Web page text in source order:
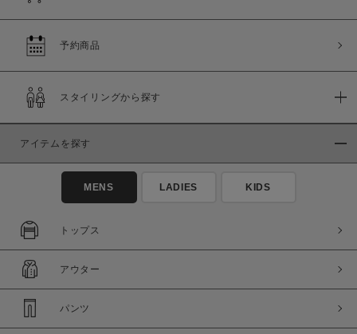
予約商品
スタイリングから探す
アイテムを探す
MENS LADIES KIDS
トップス
アウター
パンツ